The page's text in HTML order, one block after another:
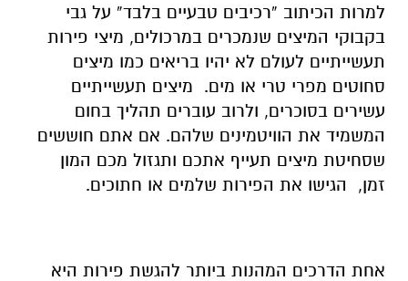
למרות הכיתוב “רכיבים טבעיים בלבד” על גבי
בקבוקי המיצים שנמכרים במרכולים, מיצי פירות
תעשייתיים לעולם לא יהיו בריאים כמו מיצים
סחוטים מפרי טרי או מים. מיצים תעשייתיים
עשירים בסוכרים, ולרוב עוברים תהליך בחום
המשמיד את הוויטמינים שלהם. אם אתם חוששים
שסחיטת מיצים תעייף אתכם ותגזול מכם המון
זמן, הגישו את הפירות שלמים או חתוכים.
אחת הדרכים המהנות ביותר להגשת פירות היא